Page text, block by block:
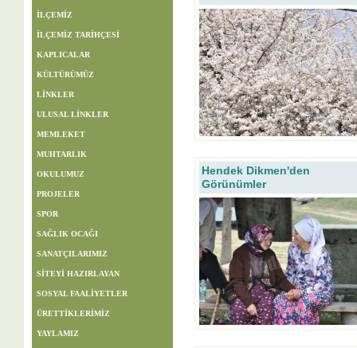
İLÇEMİZ
İLÇEMİZ TARİHÇESİ
KAPLICALAR
KÜLTÜRÜMÜZ
LİNKLER
ULUSAL LİNKLER
MEMLEKET
MUHTARLIK
OKULUMUZ
PROJELER
SPOR
SAĞLIK OCAĞI
SANATÇILARIMIZ
SİTEYİ HAZIRLAYAN
SOSYAL FAALİYETLER
ÜRETTİKLERİMİZ
YAYLAMIZ
Hendek Dikmen'den
Görünümler